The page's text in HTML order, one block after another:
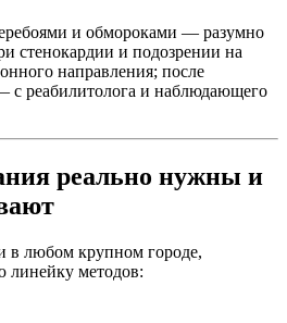
и обмороками — разумно
стенокардии и подозрении на
направления; после
с реабилитолога и наблюдающего
реально нужны и
в любом крупном городе,
линейку методов: